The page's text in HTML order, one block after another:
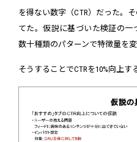
を得ない数字（CTR）だった。
てた。仮説に基づいた検証の一
数十種類のパターンで特徴量を変
そうすることでCTRを10%向上す